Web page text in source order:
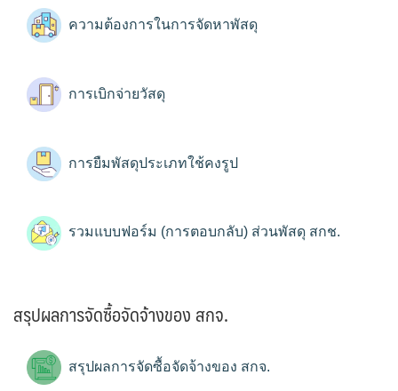
ความต้องการในการจัดหาพัสดุ
การเบิกจ่ายวัสดุ
การยืมพัสดุประเภทใช้คงรูป
รวมแบบฟอร์ม (การตอบกลับ) ส่วนพัสดุ สกช.
สรุปผลการจัดซื้อจัดจ้างของ สกจ.
สรุปผลการจัดซื้อจัดจ้างของ สกจ.